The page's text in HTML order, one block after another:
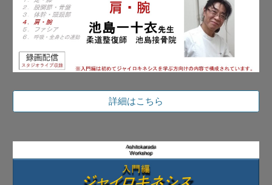
詳細はこちら